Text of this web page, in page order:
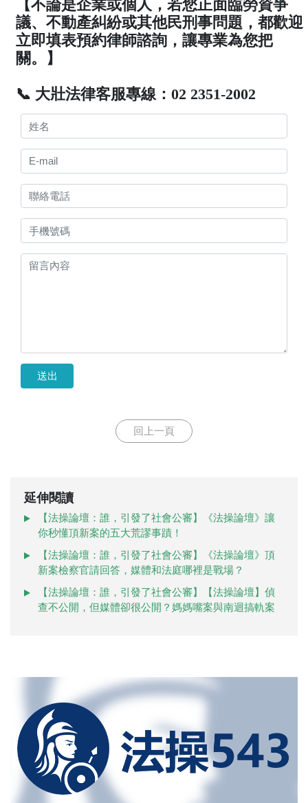
【不論是企業或個人，若您正面臨勞資爭
議、不動產糾紛或其他民刑事問題，都歡迎
立即填表預約律師諮詢，讓專業為您把
關。】
📞 大壯法律客服專線：02 2351-2002
送出
回上一頁
延伸閱讀
【法操論壇：誰，引發了社會公審】《法操論壇》讓
你秒懂頂新案的五大荒謬事蹟！
【法操論壇：誰，引發了社會公審】《法操論壇》頂
新案檢察官請回答，媒體和法庭哪裡是戰場？
【法操論壇：誰，引發了社會公審】【法操論壇】偵
查不公開，但媒體卻很公開？媽媽嘴案與南迴搞軌案